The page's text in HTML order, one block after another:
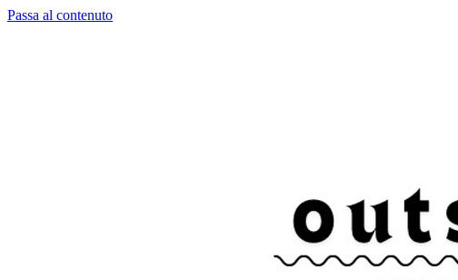
Passa al contenuto